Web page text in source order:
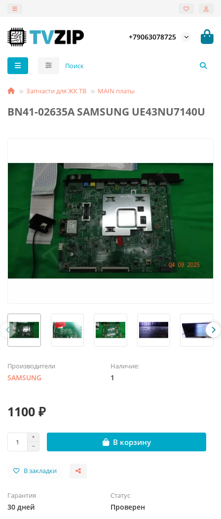
+79063078725
Запчасти для ЖК ТВ MAIN платы
BN41-02635A SAMSUNG UE43NU7140U
Производители
SAMSUNG
Наличие:
1
1100 ₽
В корзину
В закладки
Гарантия
30 дней
Статус
Проверен